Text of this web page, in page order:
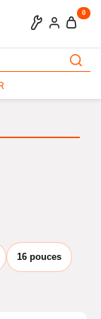
0
16 pouces